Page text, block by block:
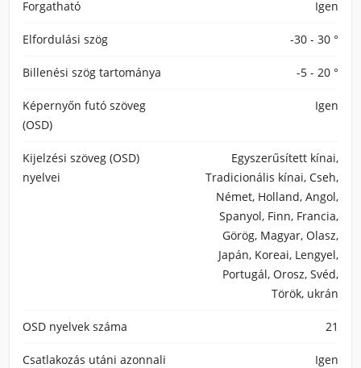
Forgatható Igen
Elfordulási szög -30 - 30 °
Billenési szög tartománya -5 - 20 °
Képernyőn futó szöveg
(OSD)
Igen
Kijelzési szöveg (OSD)
nyelvei
Egyszerűsített kínai,
Tradicionális kínai, Cseh,
Német, Holland, Angol,
Spanyol, Finn, Francia,
Görög, Magyar, Olasz,
Japán, Koreai, Lengyel,
Portugál, Orosz, Svéd,
Török, ukrán
OSD nyelvek száma 21
Csatlakozás utáni azonnali
Igen